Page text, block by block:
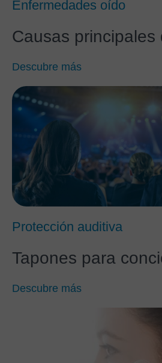
Enfermedades oído
Causas principales
Descubre más
Protección auditiva
Tapones para
Descubre más